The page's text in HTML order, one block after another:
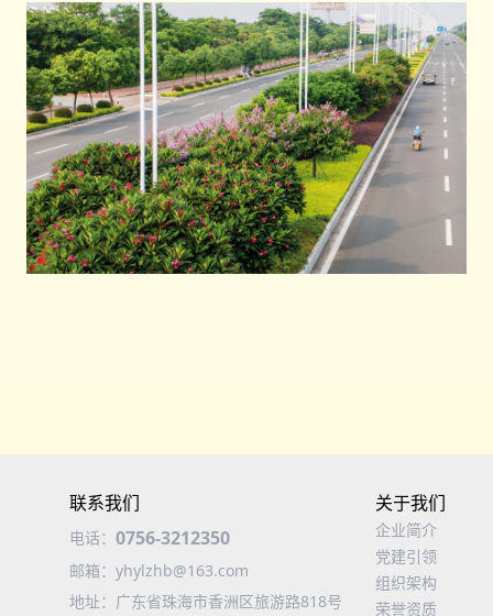
联系我们
电话： 0756-3212350
邮箱： yhylzhb@163.com
地址： 广东省珠海市香洲区旅游路818号
关于我们
企业简介
党建引领
组织架构
荣誉资质